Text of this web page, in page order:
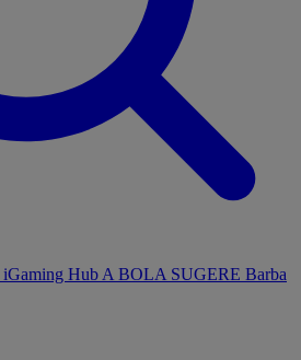
iGaming Hub A BOLA SUGERE Barba